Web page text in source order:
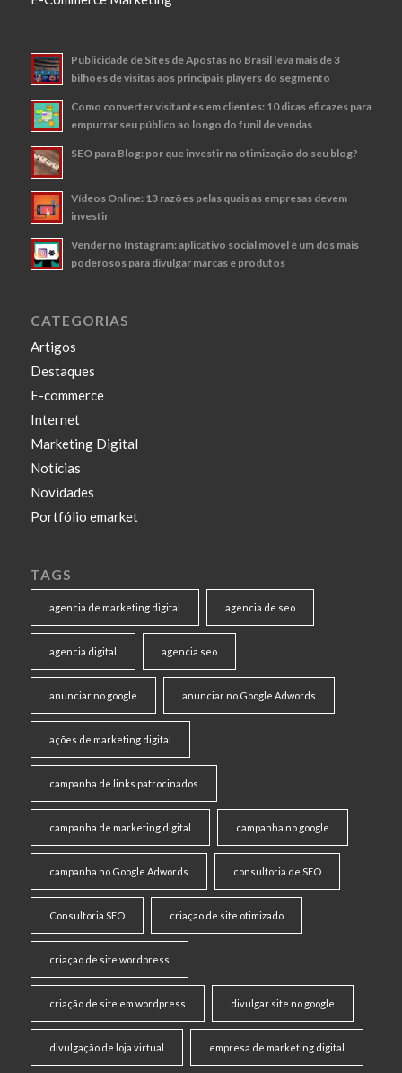
Publicidade de Sites de Apostas no Brasil leva mais de 3
bilhões de visitas aos principais players do segmento
Como converter visitantes em clientes: 10 dicas eficazes para
empurrar seu público ao longo do funil de vendas
SEO para Blog: por que investir na otimização do seu blog?
Vídeos Online: 13 razões pelas quais as empresas devem
investir
Vender no Instagram: aplicativo social móvel é um dos mais
poderosos para divulgar marcas e produtos
CATEGORIAS
Artigos
Destaques
E-commerce
Internet
Marketing Digital
Notícias
Novidades
Portfólio emarket
TAGS
agencia de marketing digital agencia de seo
agencia digital agencia seo
anunciar no google anunciar no Google Adwords
ações de marketing digital
campanha de links patrocinados
campanha de marketing digital campanha no google
campanha no Google Adwords consultoria de SEO
Consultoria SEO criaçao de site otimizado
criaçao de site wordpress
criação de site em wordpress divulgar site no google
divulgação de loja virtual empresa de marketing digital